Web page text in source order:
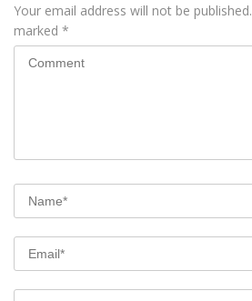
Your email address will not be published.
marked *